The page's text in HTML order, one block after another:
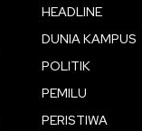
HEADLINE
DUNIA KAMPUS
POLITIK
PEMILU
PERISTIWA